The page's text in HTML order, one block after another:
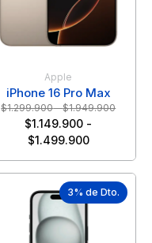
Apple
iPhone 16 Pro Max
$1.299.900-$1.949.900
$1.149.900 -
$1.499.900
3% de Dto.